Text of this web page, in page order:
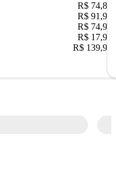
R$ 74,80
R$ 91,90
R$ 74,90
R$ 17,90
R$ 139,90